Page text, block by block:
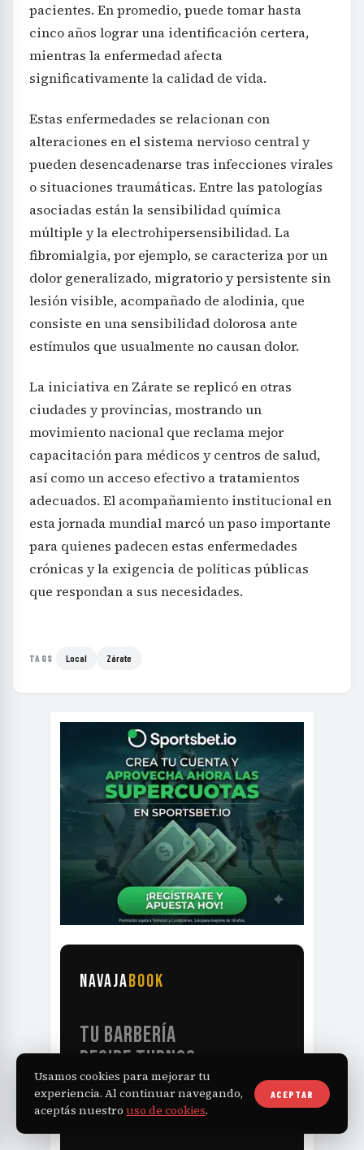
pacientes. En promedio, puede tomar hasta
cinco años lograr una identificación certera,
mientras la enfermedad afecta
significativamente la calidad de vida.
Estas enfermedades se relacionan con
alteraciones en el sistema nervioso central y
pueden desencadenarse tras infecciones virales
o situaciones traumáticas. Entre las patologías
asociadas están la sensibilidad química
múltiple y la electrohipersensibilidad. La
fibromialgia, por ejemplo, se caracteriza por un
dolor generalizado, migratorio y persistente sin
lesión visible, acompañado de alodinia, que
consiste en una sensibilidad dolorosa ante
estímulos que usualmente no causan dolor.
La iniciativa en Zárate se replicó en otras
ciudades y provincias, mostrando un
movimiento nacional que reclama mejor
capacitación para médicos y centros de salud,
así como un acceso efectivo a tratamientos
adecuados. El acompañamiento institucional en
esta jornada mundial marcó un paso importante
para quienes padecen estas enfermedades
crónicas y la exigencia de políticas públicas
que respondan a sus necesidades.
TAGS Local Zárate
NAVAJABOOK
TU BARBERÍA
RECIBE TURNOS
LAS 24HS
Usamos cookies para mejorar tu
experiencia. Al continuar navegando,
aceptás nuestro uso de cookies.
ACEPTAR